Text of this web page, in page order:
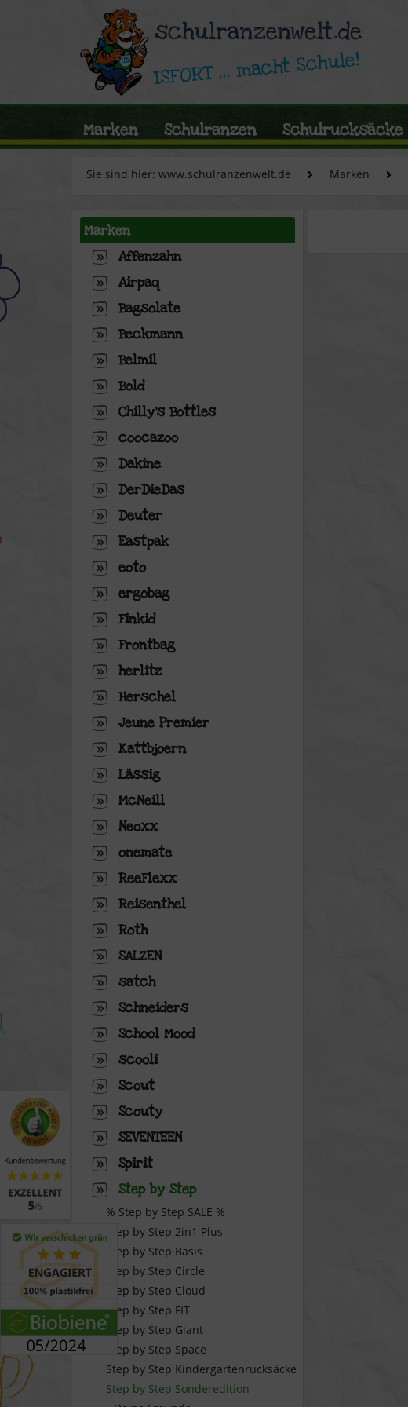
Marken Schulranzen Schulrucksäcke
Sie sind hier: www.schulranzenwelt.de Marken
Marken
Affenzahn
Airpaq
Bagsolate
Beckmann
Belmil
Bold
Chilly's Bottles
coocazoo
Dakine
DerDieDas
Deuter
Eastpak
eoto
ergobag
Finkid
Frontbag
herlitz
Herschel
Jeune Premier
Kattbjoern
Lässig
McNeill
Neoxx
onemate
ReeFlexx
Reisenthel
Roth
SALZEN
satch
Schneiders
School Mood
scooli
Scout
Scouty
SEVENTEEN
Spirit
Step by Step
% Step by Step SALE %
Step by Step 2in1 Plus
Step by Step Basis
Step by Step Circle
Step by Step Cloud
Step by Step FIT
Step by Step Giant
Step by Step Space
Step by Step Kindergartenrucksäcke
Step by Step Sonderedition